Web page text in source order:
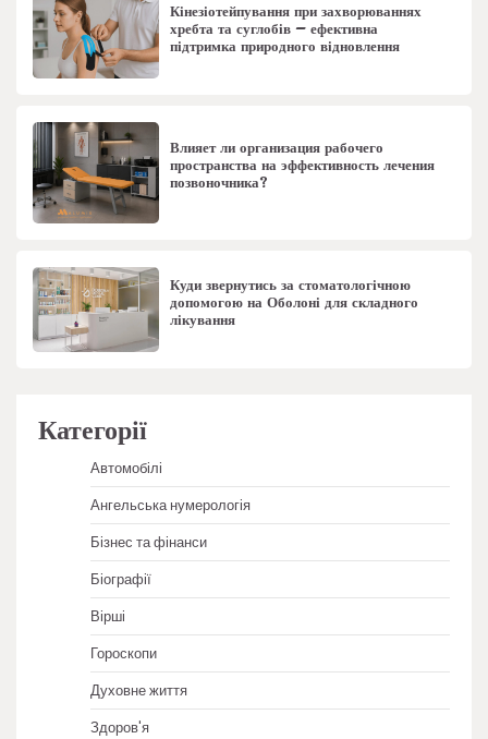
Кінезіотейпування при захворюваннях
хребта та суглобів – ефективна
підтримка природного відновлення
Влияет ли организация рабочего
пространства на эффективность лечения
позвоночника?
Куди звернутись за стоматологічною
допомогою на Оболоні для складного
лікування
Категорії
Автомобілі
Ангельська нумерологія
Бізнес та фінанси
Біографії
Вірші
Гороскопи
Духовне життя
Здоров'я